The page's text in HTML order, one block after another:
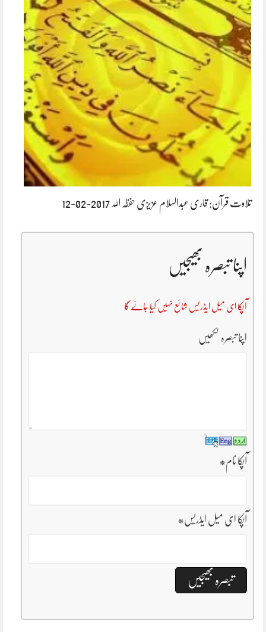
تلاوت قرآن: قاری عبدالسلام عزیزی حفظہ اللہ 2017-02-12
اپنا تبصرہ بھیجیں
آپکا ای میل ایڈریس شائع نہیں کیا جائے گا
اپنا تبصرہ لکھیں
آپکا نام*
آپکا ای میل ایڈریس*